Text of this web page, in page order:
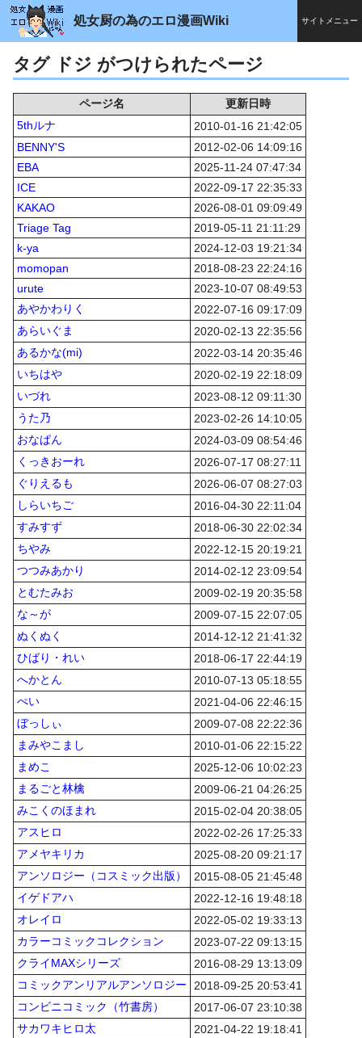
サイトメニュー
処女厨の為のエロ漫画Wiki
タグ ドジ がつけられたページ
ページ名
更新日時
5thルナ
2010-01-16 21:42:05
BENNY'S
2012-02-06 14:09:16
EBA
2025-11-24 07:47:34
ICE
2022-09-17 22:35:33
KAKAO
2026-08-01 09:09:49
Triage Tag
2019-05-11 21:11:29
k-ya
2024-12-03 19:21:34
momopan
2018-08-23 22:24:16
urute
2023-10-07 08:49:53
あやかわりく
2022-07-16 09:17:09
あらいぐま
2020-02-13 22:35:56
あるかな(mi)
2022-03-14 20:35:46
いちはや
2020-02-19 22:18:09
いづれ
2023-08-12 09:11:30
うた乃
2023-02-26 14:10:05
おなぱん
2024-03-09 08:54:46
くっきおーれ
2026-07-17 08:27:11
ぐりえるも
2026-06-07 08:27:03
しらいちご
2016-04-30 22:11:04
すみすず
2018-06-30 22:02:34
ちやみ
2022-12-15 20:19:21
つつみあかり
2014-02-12 23:09:54
とむたみお
2009-02-19 20:35:58
な～が
2009-07-15 22:07:05
ぬくぬく
2014-12-12 21:41:32
ひばり・れい
2018-06-17 22:44:19
へかとん
2010-07-13 05:18:55
ぺい
2021-04-06 22:46:15
ぼっしぃ
2009-07-08 22:22:36
まみやこまし
2010-01-06 22:15:22
まめこ
2025-12-06 10:02:23
まるごと林檎
2009-06-21 04:26:25
みこくのほまれ
2015-02-04 20:38:05
アスヒロ
2022-02-26 17:25:33
アメヤキリカ
2025-08-20 09:21:17
アンソロジー（コスミック出版）
2015-08-05 21:45:48
イゲドアハ
2022-12-16 19:48:18
オレイロ
2022-05-02 19:33:13
カラーコミックコレクション
2023-07-22 09:13:15
クライMAXシリーズ
2016-08-29 13:13:09
コミックアンリアルアンソロジー
2018-09-25 20:53:41
コンビニコミック（竹書房）
2017-06-07 23:10:38
サカワキヒロ太
2021-04-22 19:18:41